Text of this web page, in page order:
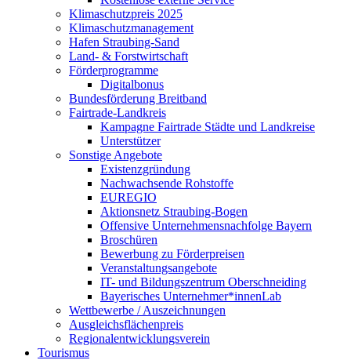
Klimaschutzpreis 2025
Klimaschutzmanagement
Hafen Straubing-Sand
Land- & Forstwirtschaft
Förderprogramme
Digitalbonus
Bundesförderung Breitband
Fairtrade-Landkreis
Kampagne Fairtrade Städte und Landkreise
Unterstützer
Sonstige Angebote
Existenzgründung
Nachwachsende Rohstoffe
EUREGIO
Aktionsnetz Straubing-Bogen
Offensive Unternehmensnachfolge Bayern
Broschüren
Bewerbung zu Förderpreisen
Veranstaltungsangebote
IT- und Bildungszentrum Oberschneiding
Bayerisches Unternehmer*innenLab
Wettbewerbe / Auszeichnungen
Ausgleichsflächenpreis
Regionalentwicklungsverein
Tourismus